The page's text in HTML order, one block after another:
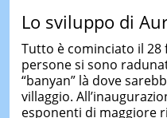
Lo sviluppo di
Tutto è cominciato il 28
persone si sono
“banyan” là dove
villaggio.
esponenti di maggiore